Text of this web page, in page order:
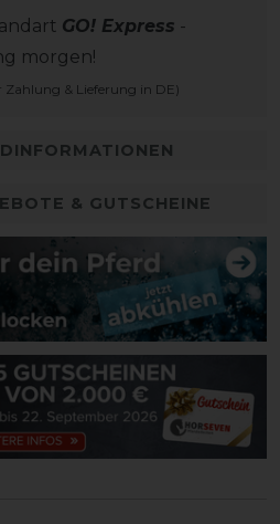
GO! Express -
morgen!
Zahlung & Lieferung in DE)
& GUTSCHEINE